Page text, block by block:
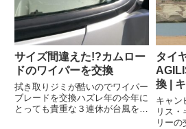
サイズ間違えた!?カムロー
ドのワイパーを交換
拭き取りジミが酷いのでワイパー
ブレードを交換ハズレ年の今年に
とっても貴重な３連休が台風を一
タイ
換 |
り心
キャン
リス
リー